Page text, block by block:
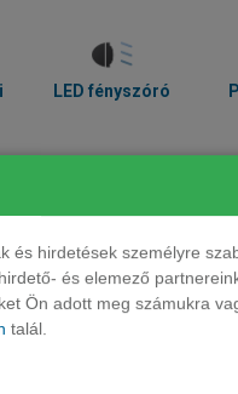
és hirdetések személyre
és elemező
Ön adott meg számukra
talál.
LED fényszóró
járhatnak. Kérjük,